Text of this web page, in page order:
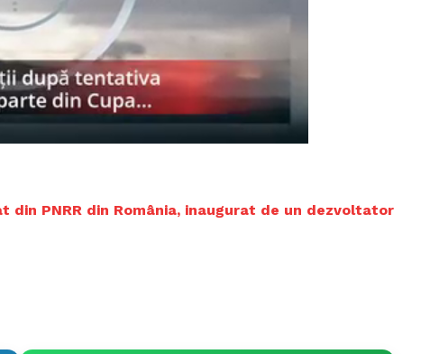
PRESShub
Rețea
PNRR din România, inaugurat de un dezvoltator